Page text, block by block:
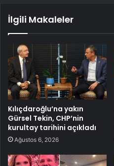
İlgili Makaleler
Kılıçdaroğlu’na yakın
Gürsel Tekin, CHP’nin
kurultay tarihini açıkladı
Ağustos 6, 2026